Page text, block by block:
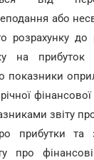
або
розрахунку до
на прибуток
показники
фінансової
звіту
прибутки та
про